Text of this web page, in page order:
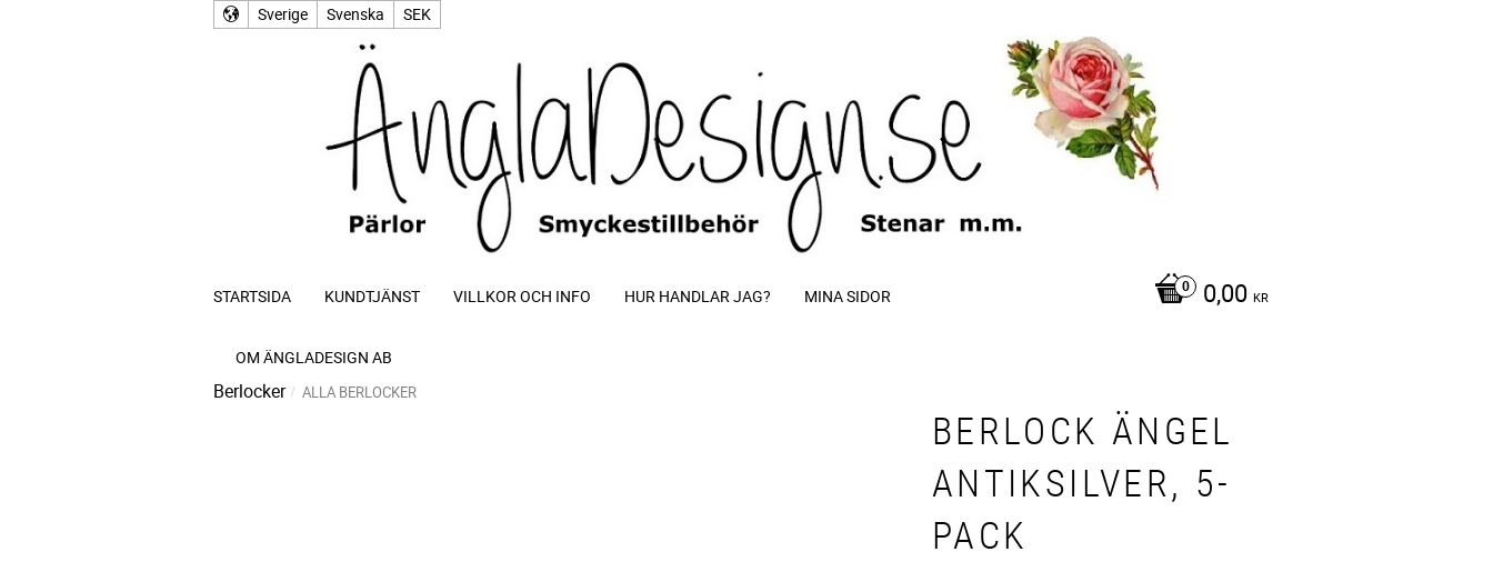
Sverige Svenska SEK
0,00 KR
STARTSIDA KUNDTJÄNST VILLKOR OCH INFO HUR HANDLAR JAG? MINA SIDOR
OM ÄNGLADESIGN AB
Berlocker ALLA BERLOCKER
BERLOCK ÄNGEL
ANTIKSILVER, 5-
PACK